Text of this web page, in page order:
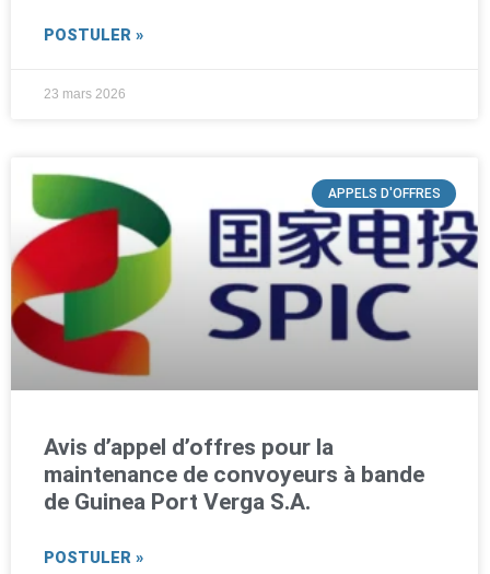
POSTULER »
23 mars 2026
APPELS D'OFFRES
Avis d’appel d’offres pour la
maintenance de convoyeurs à bande
de Guinea Port Verga S.A.
POSTULER »